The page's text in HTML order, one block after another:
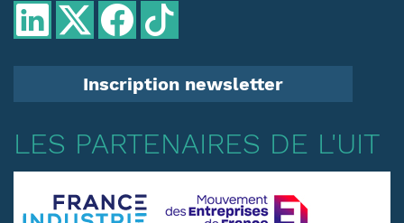
Inscription newsletter
LES PARTENAIRES DE L'UIT